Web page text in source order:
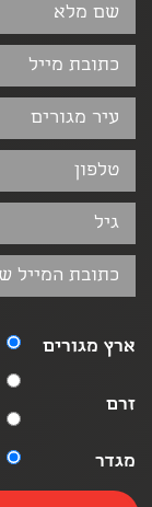
ארץ מגורים
זרם
מגדר